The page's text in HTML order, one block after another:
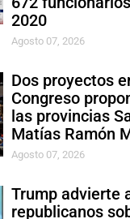
2020
Agosto 07, 2026
Dos proyectos
Congreso
las provincias
Matías Ramón
Agosto 07, 2026
Trump advierte
republicanos